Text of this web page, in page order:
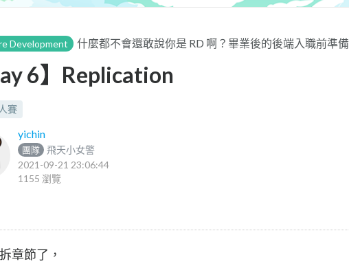
Development 什麼都不會還敢說你是 RD 啊？畢業後的後端入職前準備
6】Replication
賽
yichin
團隊
飛天小女警
2021-09-21 23:06:44
1155 瀏覽
章節了，